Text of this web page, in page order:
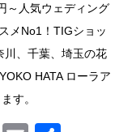
～人気ウェディング
メNo1！TIGショッ
川、千葉、埼玉の花
HATA ローラア
す。